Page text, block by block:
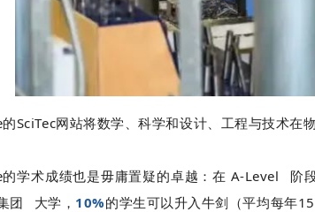
SciTec网站将数学、科学和设计、工程与技术在
学术成绩也是毋庸置疑的卓越：在 A-Level
阶
团 大学， 10%的学生可以升入牛剑（平均每年15